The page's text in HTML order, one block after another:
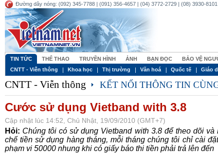
Đường dây nóng: (092) 345-7788 | (091) 356-4657 | (04) 3772-2729 | (08) 3930-
TIN TỨC THỂ THAO TRUYỀN HÌNH ẢNH BẠN ĐỌC
BẢO VỆ
CNTT - Viễn thông
Khoa học Thị trường Văn hoá Quốc tế Giáo
CNTT - Viễn thông KẾT NỐI THÔNG TIN
Cước sử dụng Vietband with 3.8
Cập nhật lúc 14:52, Chủ Nhật, 19/09/2010 (GMT+7)
Hỏi: Chúng tôi có sử dụng Vietband with 3.8 để theo dõi và
chế tiền sử dụng hàng tháng, mỗi tháng chúng tôi chỉ cài
phạm vi 50000 nhung khi có giấy báo thi tiền phải trả lên đến